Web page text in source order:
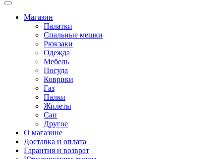
Магазин
Палатки
Спальные мешки
Рюкзаки
Одежда
Мебель
Посуда
Коврики
Газ
Палки
Жилеты
Сап
Другое
О магазине
Доставка и оплата
Гарантия и возврат